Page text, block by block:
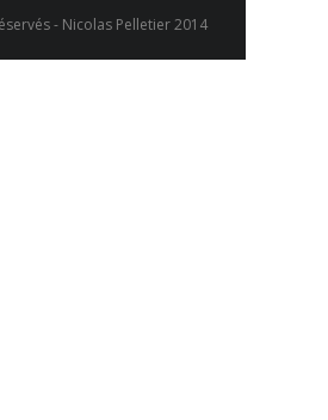
- Nicolas Pelletier 2014